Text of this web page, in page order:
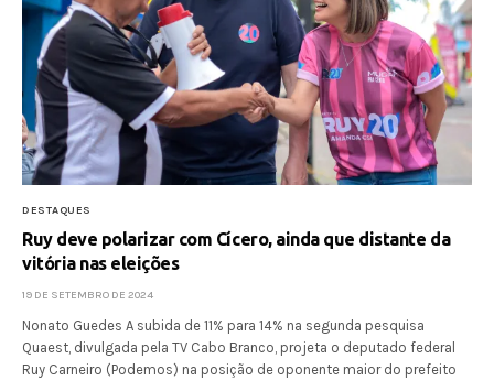
DESTAQUES
Ruy deve polarizar com Cícero, ainda que distante da
vitória nas eleições
19 DE SETEMBRO DE 2024
Nonato Guedes A subida de 11% para 14% na segunda pesquisa
Quaest, divulgada pela TV Cabo Branco, projeta o deputado federal
Ruy Carneiro (Podemos) na posição de oponente maior do prefeito